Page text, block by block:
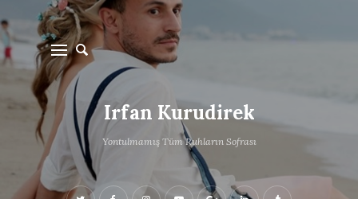
Irfan Kurudirek
Yontulmamış Tüm Ruhların Sofrası